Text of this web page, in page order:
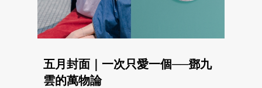
五月封面｜一次只愛一個──鄧九
雲的萬物論